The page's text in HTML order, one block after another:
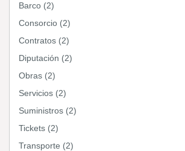
Barco (2)
Consorcio (2)
Contratos (2)
Diputación (2)
Obras (2)
Servicios (2)
Suministros (2)
Tickets (2)
Transporte (2)